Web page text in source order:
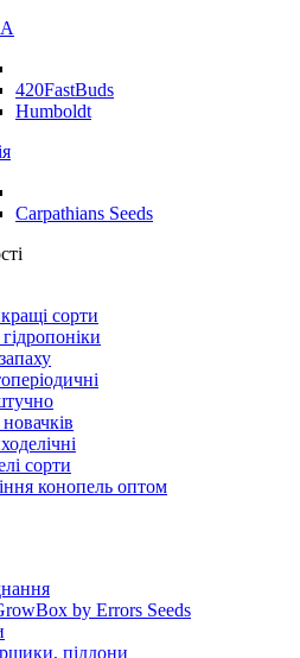
420FastBuds
Humboldt
Carpathians Seeds
сорти
сорти
конопель оптом
by Errors Seeds
піддони